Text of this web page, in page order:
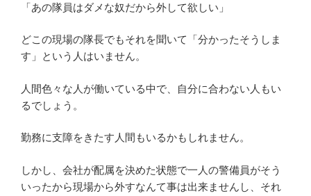
「あの隊員はダメな奴だから外して欲しい」
どこの現場の隊長でもそれを聞いて「分かったそうしま
す」という人はいません。
人間色々な人が働いている中で、自分に合わない人もい
るでしょう。
勤務に支障をきたす人間もいるかもしれません。
しかし、会社が配属を決めた状態で一人の警備員がそう
いったから現場から外すなんて事は出来ませんし、それ